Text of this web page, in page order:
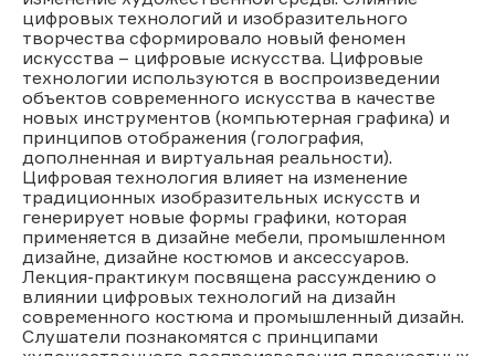
цифровых технологий и изобразительного
творчества сформировало новый феномен
искусства – цифровые искусства. Цифровые
технологии используются в воспроизведении
объектов современного искусства в качестве
новых инструментов (компьютерная графика) и
принципов отображения (голография,
дополненная и виртуальная реальности).
Цифровая технология влияет на изменение
традиционных изобразительных искусств и
генерирует новые формы графики, которая
применяется в дизайне мебели, промышленном
дизайне, дизайне костюмов и аксессуаров.
Лекция-практикум посвящена рассуждению о
влиянии цифровых технологий на дизайн
современного костюма и промышленный дизайн.
Слушатели познакомятся с принципами